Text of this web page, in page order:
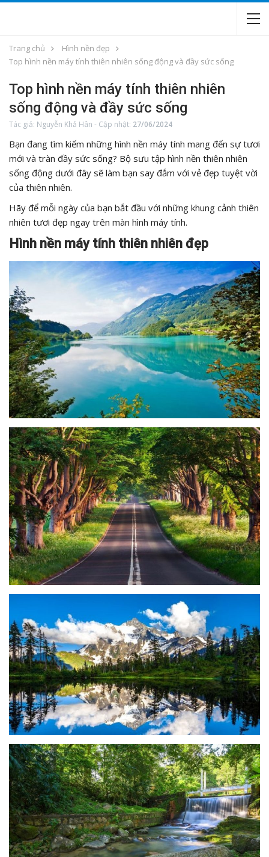
Trang chủ
Hình nền đẹp
Top hình nền máy tính thiên nhiên sống động và đầy sức sống
Top hình nền máy tính thiên nhiên
sống động và đầy sức sống
Tác giả: Nguyễn Khả Hân - Cập nhật: 27/06/2024
Bạn đang tìm kiếm những hình nền máy tính mang đến sự tươi
mới và tràn đầy sức sống? Bộ sưu tập hình nền thiên nhiên
sống động dưới đây sẽ làm bạn say đắm với vẻ đẹp tuyệt vời
của thiên nhiên.
Hãy để mỗi ngày của bạn bắt đầu với những khung cảnh thiên
nhiên tươi đẹp ngay trên màn hình máy tính.
Hình nền máy tính thiên nhiên đẹp